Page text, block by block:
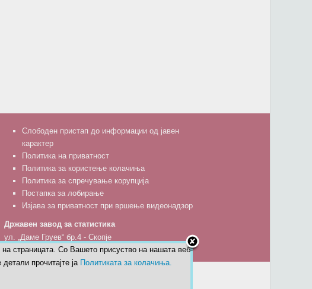
Слободен пристап до информации од јавен
карактер
Политика на приватност
Политика за користење колачиња
Политика за спречување корупција
Постапка за лобирање
Изјава за приватност при вршење видеонадзор
Државен завод за статистика
ул. „Даме Груев“ бр.4 - Скопје
тел: 02 3295 600; факс: 02 3111 336; 02 3136-197
страницата. Со Вашето присуство на нашата веб-
прочитајте ја Политиката за колачиња.